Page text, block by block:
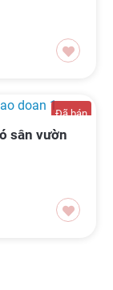
Đã bán
sân vườn